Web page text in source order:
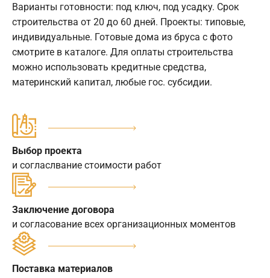
Варианты готовности: под ключ, под усадку. Срок
строительства от 20 до 60 дней. Проекты: типовые,
индивидуальные. Готовые дома из бруса с фото
смотрите в каталоге. Для оплаты строительства
можно использовать кредитные средства,
материнский капитал, любые гос. субсидии.
Выбор проекта
и согласлвание стоимости работ
Заключение договора
и согласование всех организационных моментов
Поставка материалов